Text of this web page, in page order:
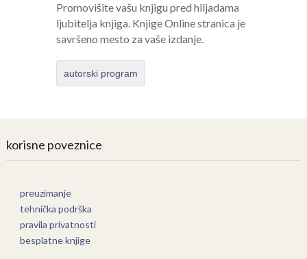
Promovišite vašu knjigu pred hiljadama
ljubitelja knjiga. Knjige Online stranica je
savršeno mesto za vaše izdanje.
autorski program
korisne poveznice
preuzimanje
tehnička podrška
pravila privatnosti
besplatne knjige